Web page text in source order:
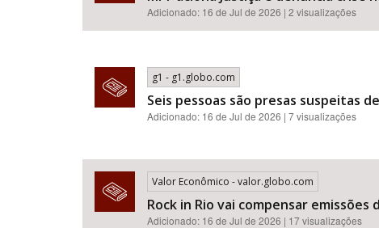
Adicionado: 16 de Jul de 2026 | 2 visualizações
g1 - g1.globo.com
Seis pessoas são presas suspeitas
Adicionado: 16 de Jul de 2026 | 7 visualizações
Valor Econômico - valor.globo.com
Rock in Rio vai compensar emissões
Adicionado: 16 de Jul de 2026 | 17 visualizações